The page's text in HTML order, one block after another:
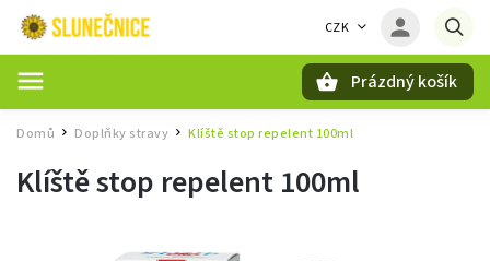
CZK
Prázdný košík
Domů / Doplňky stravy / Klíště stop repelent 100ml
Klíště stop repelent 100ml